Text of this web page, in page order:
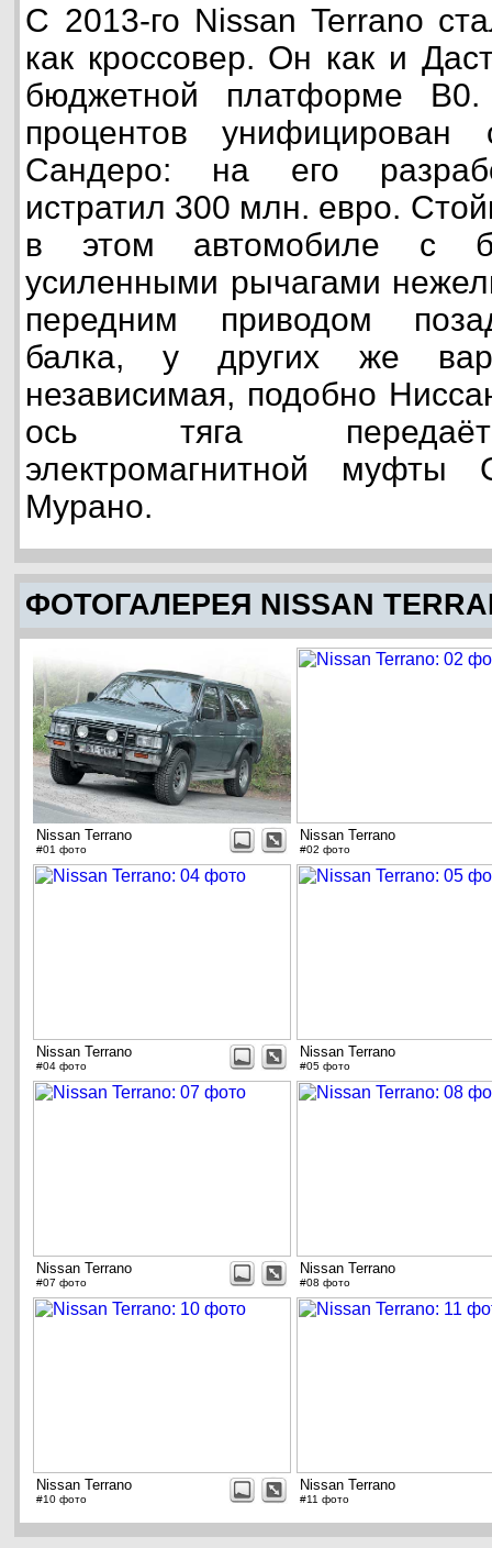
С 2013-го Nissan Terrano
как кроссовер. Он как и
бюджетной платформе
процентов
Сандеро: на его
истратил 300 млн. евро.
в этом автомобиле с
усиленными рычагами
передним приводом
балка, у других же
независимая, подобно
ось тяга
электромагнитной муфты
Мурано.
ФОТОГАЛЕРЕЯ NISSAN
Nissan Terrano
#01 фото
Nissan Terrano
#02 фото
Nissan Terrano
#04 фото
Nissan Terrano
#05 фото
Nissan Terrano
#07 фото
Nissan Terrano
#08 фото
Nissan Terrano
#10 фото
Nissan Terrano
#11 фото